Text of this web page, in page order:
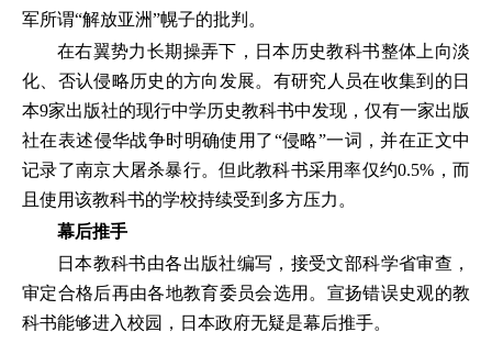
军所谓“解放亚洲”幌子的批判。
在右翼势力长期操弄下，日本历史教科书整体上向淡
化、否认侵略历史的方向发展。有研究人员在收集到的日
本9家出版社的现行中学历史教科书中发现，仅有一家出版
社在表述侵华战争时明确使用了“侵略”一词，并在正文中
记录了南京大屠杀暴行。但此教科书采用率仅约0.5%，而
且使用该教科书的学校持续受到多方压力。
幕后推手
日本教科书由各出版社编写，接受文部科学省审查，
审定合格后再由各地教育委员会选用。宣扬错误史观的教
科书能够进入校园，日本政府无疑是幕后推手。